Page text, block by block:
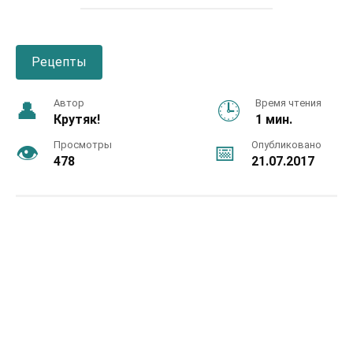
Рецепты
Автор
Крутяк!
Время чтения
1 мин.
Просмотры
478
Опубликовано
21.07.2017